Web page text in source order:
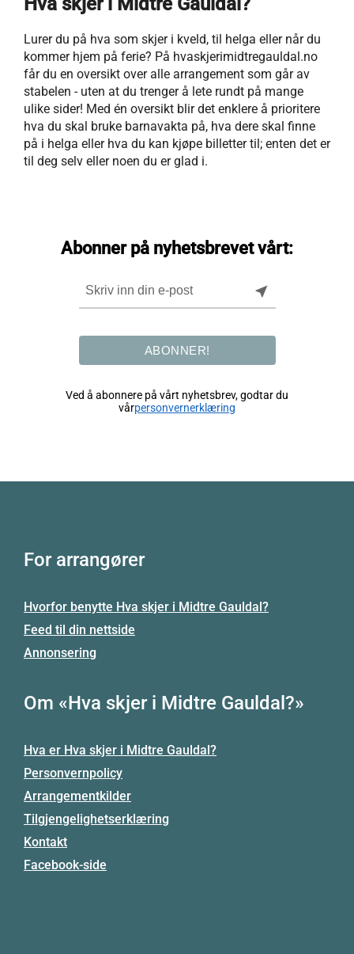
Lurer du på hva som skjer i kveld, til helga eller når du
kommer hjem på ferie? På hvaskjerimidtregauldal.no
får du en oversikt over alle arrangement som går av
stabelen - uten at du trenger å lete rundt på mange
ulike sider! Med én oversikt blir det enklere å prioritere
hva du skal bruke barnavakta på, hva dere skal finne
på i helga eller hva du kan kjøpe billetter til; enten det er
til deg selv eller noen du er glad i.
Abonner på nyhetsbrevet vårt:
near_me
ABONNER!
Ved å abonnere på vårt nyhetsbrev, godtar du
vårpersonvernerklæring
For arrangører
Hvorfor benytte Hva skjer i Midtre Gauldal?
Feed til din nettside
Annonsering
Om «Hva skjer i Midtre Gauldal?»
Hva er Hva skjer i Midtre Gauldal?
Personvernpolicy
Arrangementkilder
Tilgjengelighetserklæring
Kontakt
Facebook-side